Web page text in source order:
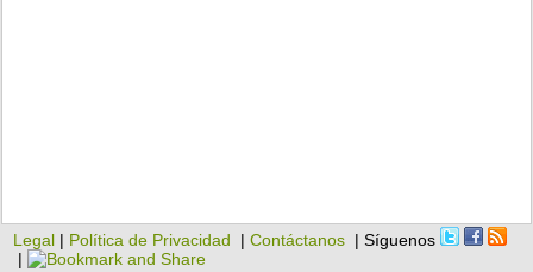
Legal | Política de Privacidad |Contáctanos | Síguenos
|